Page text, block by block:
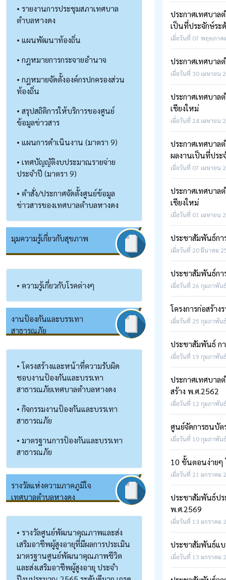
• รายงานการประชุมสภาเทศบาล
ตำบลหางดง
• แผนพัฒนาท้องถิ่น
• กฎหมายการกระจายอำนาจ
• กฎหมายจัดตั้งองค์กรปกครองส่วน
ท้องถิ่น
• สรุปสถิติการให้บริการของศูนย์
ข้อมูลข่าวสาร
• แผนการดำเนินงาน (มาตรา 9)
• เทศบัญญัติงบประมาณรายจ่าย
ประจำปี (มาตรา 9)
• คำสั่ง/ประกาศจัดตั้งศูนย์ข้อมูล
ข่าวสารของเทศบาลตำบลหางดง
มุมความรู้เกี่ยวกับสุขภาพ
• ความรู้เกี่ยวกับโรคต่างๆ
งานป้องกันและบรรเทา
สาธารณภัย
• โครงสร้างและหน้าที่ความรับผิด
ชอบงานป้องกันและบรรเทา
สาธารณภัยเทศบาลตำบลหางดง
• กิจกรรมงานป้องกันและบรรเทา
สาธารณภัย
• มาตรฐานการป้องกันและบรรเทา
สาธารณภัย
รางวัลแห่งความภาคภูมิใจ
เทศบาลตำบลหางดง
• รางวัลศูนย์พัฒนาคุณภาพและส่ง
เสริมอาชีพผู้สูงอายุที่มีผลการประเมิน
มาตรฐานศูนย์พัฒนาคุณภาพชีวิต
และส่งเสริมอาชีพผู้สูงอายุ ประจำ
ประกาศเทศบาล
เป็นที่ประจักษ์ระ
เมื่อวันที่ 07 พฤษภาค
ประกาศเทศบาล
เมื่อวันที่ 30 เมษายน
ประกาศเทศบาล
เชียงใหม่
เมื่อวันที่ 24 เมษายน
ประกาศเทศบาล
ผลงานเป็นที่ประ
เมื่อวันที่ 07 เมษายน
ประกาศเทศบาล
เชียงใหม่
เมื่อวันที่ 01 เมษายน
ประชาสัมพันธ์ก
เมื่อวันที่ 20 มีนาคม
ประชาสัมพันธ์ก
เมื่อวันที่ 26 กุมภาพัน
โครงการก่อสร้า
เมื่อวันที่ 25 กุมภาพัน
ประชาสัมพันธ์ ก
เมื่อวันที่ 19 กุมภาพัน
ประกาศเทศบาล
สร้าง พ.ศ.2562
เมื่อวันที่ 12 กุมภาพัน
ศูนย์จัดการธนบัต
เมื่อวันที่ 10 กุมภาพัน
10 ขั้นตอนง่ายๆ
เมื่อวันที่ 21 มกราคม
ประชาสัมพันธ์ปร
พ.ศ.2569
เมื่อวันที่ 13 มกราคม
ประชาสัมพันธ์แบ
เมื่อวันที่ 13 มกราคม